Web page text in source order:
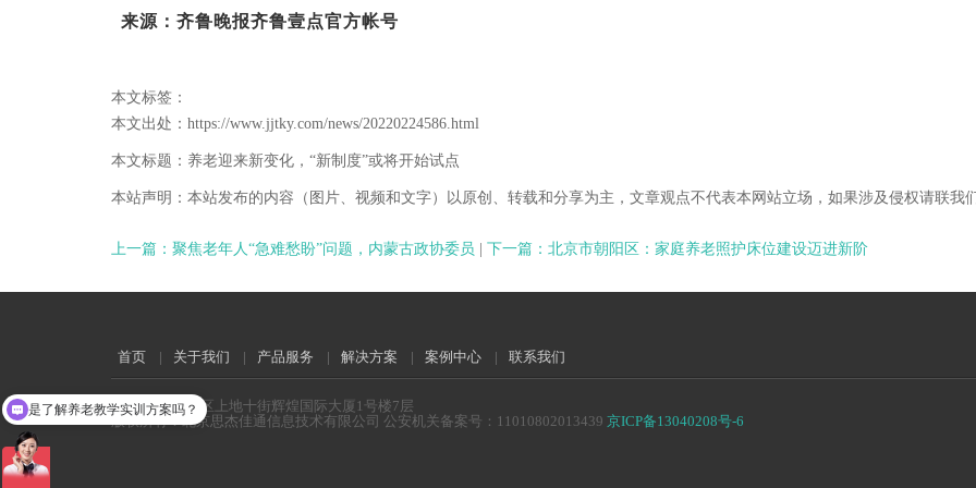
来源：齐鲁晚报齐鲁壹点官方帐号
本文标签：
本文出处：https://www.jjtky.com/news/20220224586.html
本文标题：养老迎来新变化，“新制度”或将开始试点
本站声明：本站发布的内容（图片、视频和文字）以原创、转载和分享为主，文章观点不代表本网站立场，如果涉及侵权请联我
上一篇：聚焦老年人“急难愁盼”问题，内蒙古政协委员 下一篇：北京市朝阳区：家庭养老照护床位建设迈进新阶
首页 | 关于我们 | 产品服务 | 解决方案 | 案例中心 | 联系我们
地址:北京海淀区上地十街辉煌国际大厦1号楼7层
版权所有：北京思杰佳通信息技术有限公司 公安机关备案号：11010802013439 京ICP备13040208号-6
您是找机构养老系统方案吗？
是了解养老教学实训方案吗？